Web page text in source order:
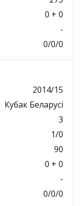
0 + 0
-
0/0/0
2014/15
Кубак Беларусі
3
1/0
90
0 + 0
-
0/0/0